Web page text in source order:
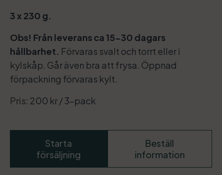
3 x 230 g.
Obs! Från leverans ca 15-30 dagars
hållbarhet. Förvaras svalt och torrt eller i
kylskåp. Går även bra att frysa. Öppnad
förpackning förvaras kylt.
Pris: 200 kr / 3-pack
Starta
försäljning
Beställ
information